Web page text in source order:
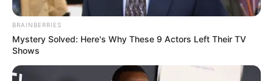
BRAINBERRIES
Mystery Solved: Here's Why These 9 Actors Left Their TV
Shows